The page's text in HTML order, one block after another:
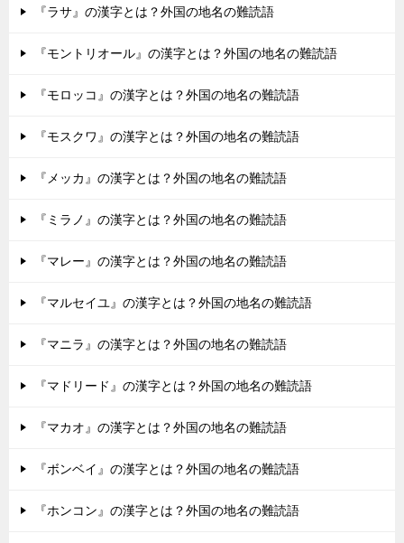
『ラサ』の漢字とは？外国の地名の難読語
『モントリオール』の漢字とは？外国の地名の難読語
『モロッコ』の漢字とは？外国の地名の難読語
『モスクワ』の漢字とは？外国の地名の難読語
『メッカ』の漢字とは？外国の地名の難読語
『ミラノ』の漢字とは？外国の地名の難読語
『マレー』の漢字とは？外国の地名の難読語
『マルセイユ』の漢字とは？外国の地名の難読語
『マニラ』の漢字とは？外国の地名の難読語
『マドリード』の漢字とは？外国の地名の難読語
『マカオ』の漢字とは？外国の地名の難読語
『ボンベイ』の漢字とは？外国の地名の難読語
『ホンコン』の漢字とは？外国の地名の難読語